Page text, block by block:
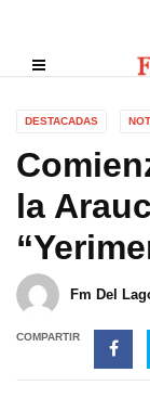
DESTACADAS
la
Fm Del
COMPARTIR